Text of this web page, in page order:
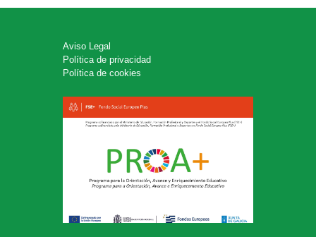
Aviso Legal
Política de privacidad
Política de cookies